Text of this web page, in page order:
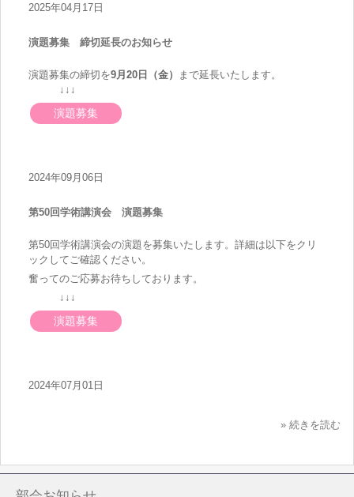
2025年04月17日
演題募集 締切延長のお知らせ
演題募集の締切を9月20日（金）
まで延長いたします。
↓↓↓
演題募集
2024年09月06日
第50回学術講演会 演題募集
第50回学術講演会の演題を募集いたします。詳細は以下をクリ
ックしてご確認ください。
奮ってのご応募お待ちしております。
↓↓↓
演題募集
2024年07月01日
» 続きを読む